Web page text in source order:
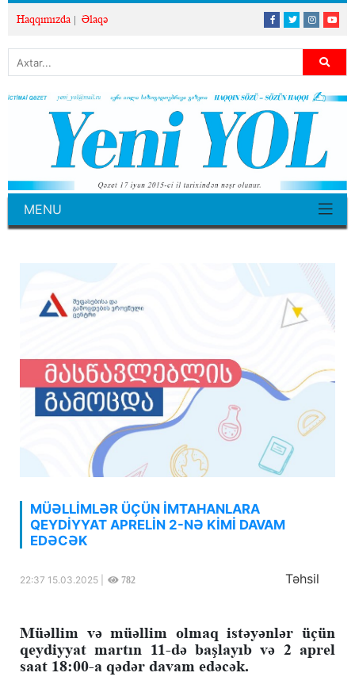
Haqqımızda Əlaqə
MENU
MÜƏLLİMLƏR ÜÇÜN İMTAHANLARA
QEYDİYYAT APRELİN 2-NƏ KİMİ DAVAM
EDƏCƏK
22:37 15.03.2025 | 782 Təhsil
Müəllim və müəllim olmaq istəyənlər üçün
qeydiyyat martın 11-də başlayıb və 2 aprel
saat 18:00-a qədər davam edəcək.